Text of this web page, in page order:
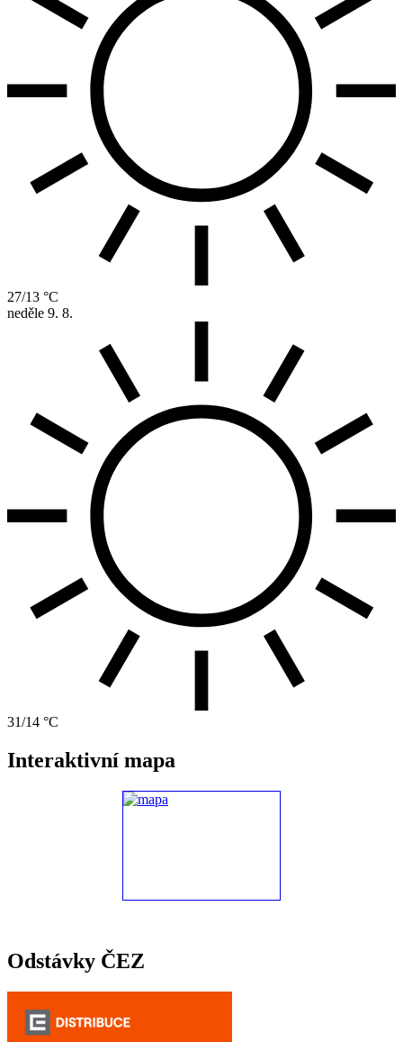
27/13 °C
neděle 9. 8.
31/14 °C
Interaktivní mapa
Odstávky ČEZ